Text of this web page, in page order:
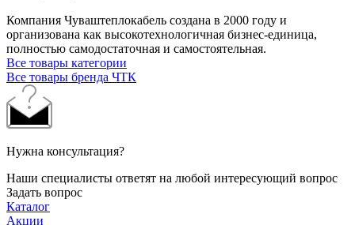
Компания Чуваштеплокабель создана в 2000 году и
организована как высокотехнологичная бизнес-единица,
полностью самодостаточная и самостоятельная.
Все товары категории
Все товары бренда ЧТК
Нужна консультация?
Наши специалисты ответят на любой интересующий вопрос
Задать вопрос
Каталог
Акции